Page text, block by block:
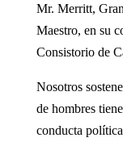
Mr. Merritt,
Maestro, en su
Consistorio de
Nosotros
de hombres
conducta